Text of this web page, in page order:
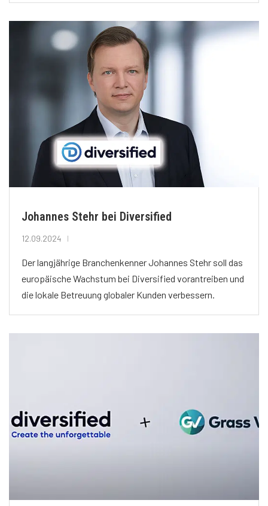
Johannes Stehr bei Diversified
12.09.2024
Der langjährige Branchenkenner Johannes Stehr soll das
europäische Wachstum bei Diversified vorantreiben und
die lokale Betreuung globaler Kunden verbessern.